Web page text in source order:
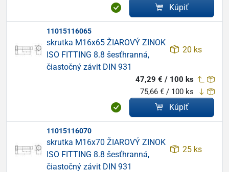
Kúpiť
11015116065
skrutka M16x65 ŽIAROVÝ ZINOK
ISO FITTING 8.8 šesťhranná,
čiastočný závit DIN 931
20 ks
47,29 € / 100 ks
75,66 € / 100 ks
Kúpiť
11015116070
skrutka M16x70 ŽIAROVÝ ZINOK
ISO FITTING 8.8 šesťhranná,
čiastočný závit DIN 931
25 ks